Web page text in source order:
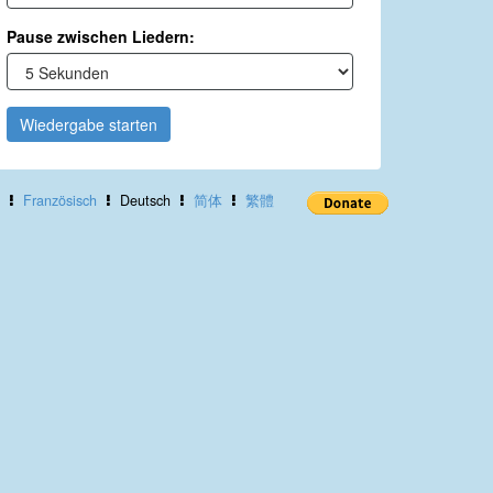
Pause zwischen Liedern:
Wiedergabe starten
Französisch Deutsch 简体 繁體